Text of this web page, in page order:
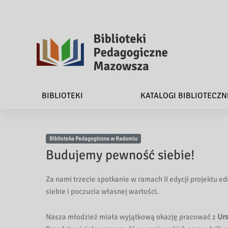
b
i
t
e
BIBLIOTEKI KATALOGI
Biblioteka Pedagogiczna w Radomiu
Budujemy pewność siebie!
Za nami trzecie spotkanie w ramach II edycji projektu
siebie i poczucia własnej wartości.
Nasza młodzież miała wyjątkową okazję pracować z